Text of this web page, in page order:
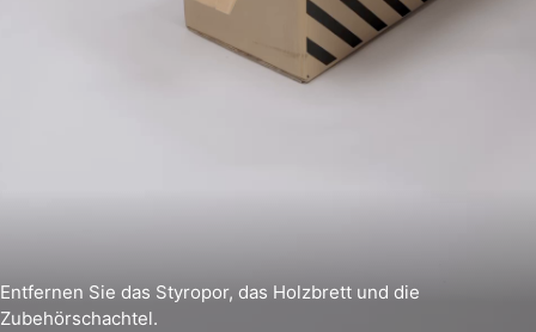
Entfernen Sie das Styropor, das Holzbrett und die
Zubehörschachtel.